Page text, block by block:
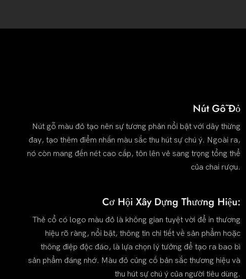
Nút Gỗ Đỏ
Nút gỗ màu đỏ tạo nên sự tương phản nổi bật với dây thừng
đay, tạo thêm điểm nhấn màu sắc thu hút sự chú ý. Ngoài ra,
nó còn mang đến nét cao cấp, tôn lên vẻ sang trọng tổng thể
của chai rượu.
Cơ Hội Xây Dựng Thương Hiệu:
Thẻ cổ có logo màu đỏ là không gian tuyệt vời để in thương
hiệu rõ ràng, nổi bật, thông tin chi tiết về sản phẩm hoặc
thông điệp độc đáo, là lựa chọn lý tưởng để tạo ra bao bì
sản phẩm đáng nhớ. Màu đỏ củng cố bản sắc thương hiệu và
thu hút sự chú ý của người tiêu dùng.